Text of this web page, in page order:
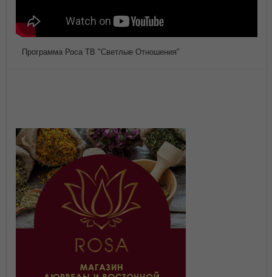
Программа Роса ТВ "Светлые Отношения"